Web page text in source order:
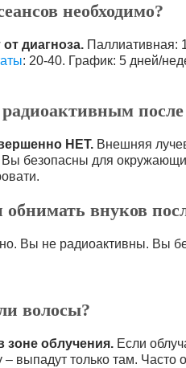
необходимо?
диагноза. Паллиативная:
: 20-40. График: 5 дней/
НЕТ. Внешняя
Вы безопасны для
внуков
Вы не радиоактивны. Вы
волосы?
зоне облучения. Если
– выпадут только там. Часто